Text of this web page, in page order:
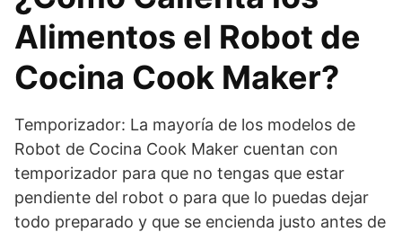
Alimentos el Robot de
Cocina Cook Maker?
Temporizador: La mayoría de los modelos de
Robot de Cocina Cook Maker cuentan con
temporizador para que no tengas que estar
pendiente del robot o para que lo puedas dejar
todo preparado y que se encienda justo antes de